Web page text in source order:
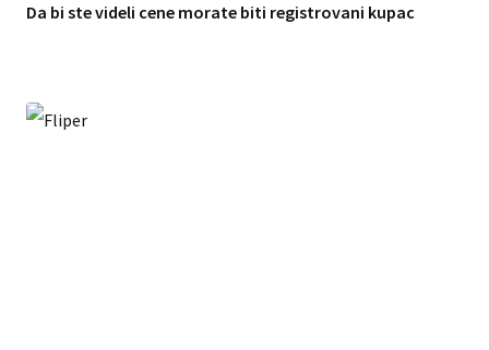
Da bi ste videli cene morate biti registrovani kupac